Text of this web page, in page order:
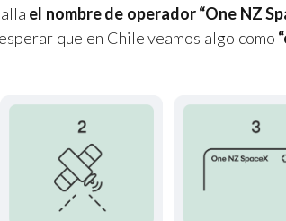
el nombre de operador “One NZ
que en Chile veamos algo como